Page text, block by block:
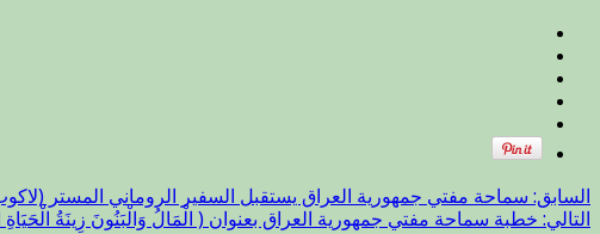
السابق: سماحة مفتي جمهورية العراق يستقبل السفير الروماني المستر
التالي: خطبة سماحة مفتي جمهورية العراق بعنوان ( الْمَالُ وَالْبَنُونَ زِينَةُ الْحَيَاةِ